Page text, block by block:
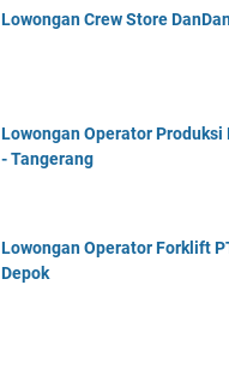
Lowongan Crew Store
Lowongan Operator Produksi
- Tangerang
Lowongan Operator Forklift
Depok